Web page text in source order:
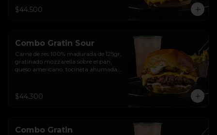
morada, sour cream de sriracha
levemente picante y pan brioche
$44.500
Combo Gratin Sour
Carne de res 100% madurada de 125gr,
gratinado mozzarella sobre el pan,
queso americano, tocineta ahumada,
pepinillos y pan brioche sellado +
papas + bebida de la casa
$44.300
Combo Gratin